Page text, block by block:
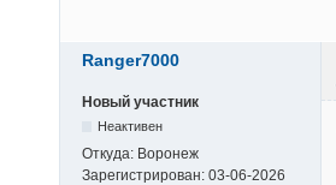
Ranger7000
Новый участник
Неактивен
Откуда: Воронеж
Зарегистрирован: 03-06-2026